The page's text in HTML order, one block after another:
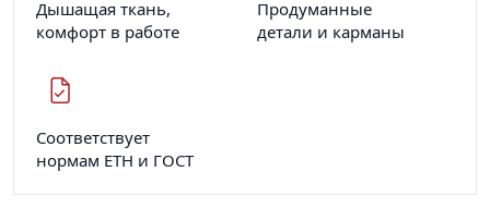
Дышащая ткань,
комфорт в работе
Продуманные
детали и карманы
Соответствует
нормам ЕТН и ГОСТ